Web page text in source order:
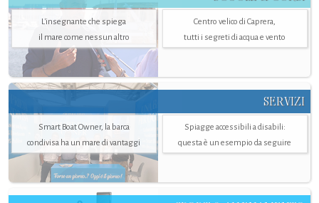
L'insegnante che spiega
il mare come nessun altro
Centro velico di Caprera,
tutti i segreti di acqua e vento
SERVIZI
Smart Boat Owner, la barca
condivisa ha un mare di vantaggi
Spiagge accessibili a disabili:
questa è un esempio da seguire